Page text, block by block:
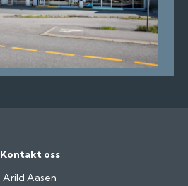
Kontakt oss
Arild Aasen